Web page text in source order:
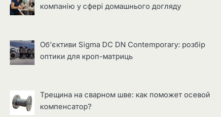
компанію у сфері домашнього догляду
Об’єктиви Sigma DC DN Contemporary: розбір
оптики для кроп-матриць
Трещина на сварном шве: как поможет осевой
компенсатор?